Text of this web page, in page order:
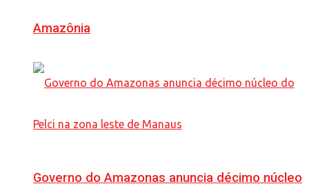
Amazônia
Governo do Amazonas anuncia décimo núcleo